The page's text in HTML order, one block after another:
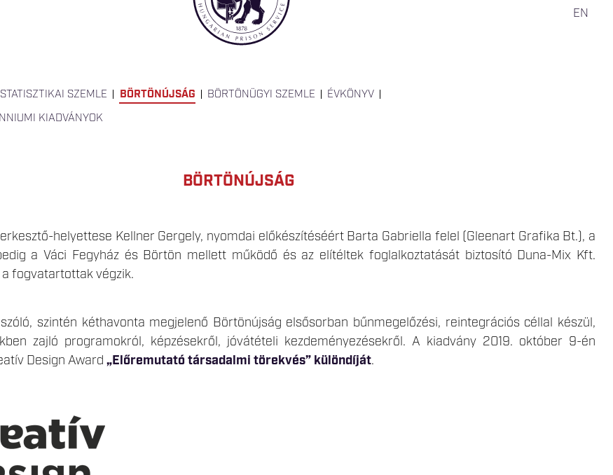
EN
SZEMLE BÖRTÖNÚJSÁG BÖRTÖNÜGYI SZEMLE
ÉVKÖNYV
KIADVÁNYOK
BÖRTÖNÚJSÁG
szintén kéthavonta megjelenő Börtönújság elsősorban bűnmegelőzési, reintegrációs céllal készül,
zajló programokról, képzésekről, jóvátételi kezdeményezésekről. A kiadvány 2019. október 9-én
Design Award „Előremutató társadalmi törekvés” különdíját.